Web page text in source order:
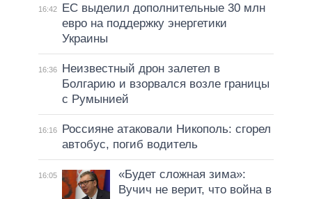
16:42
ЕС выделил дополнительные 30 млн
евро на поддержку энергетики
Украины
16:36
Неизвестный дрон залетел в
Болгарию и взорвался возле границы
с Румынией
16:16
Россияне атаковали Никополь: сгорел
автобус, погиб водитель
16:05
«Будет сложная зима»:
Вучич не верит, что война в